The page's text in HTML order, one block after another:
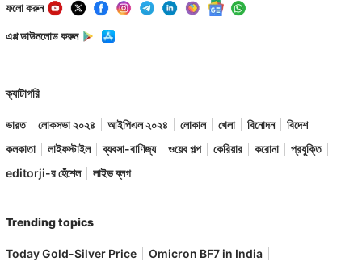
ফলো করুন
এপ্প ডাউনলোড করুন
ক্যাটাগরি
ভারত লোকসভা ২০২৪ আইপিএল ২০২৪ লোকাল খেলা বিনোদন
বিদেশ
কলকাতা
লাইফস্টাইল ব্যবসা-বাণিজ্য ওয়েব গল্প কেরিয়ার করোনা
প্রযুক্তি
editorji-র হেঁশেল
লাইভ ব্লগ
Trending topics
Today Gold-Silver Price
Omicron BF7 in India